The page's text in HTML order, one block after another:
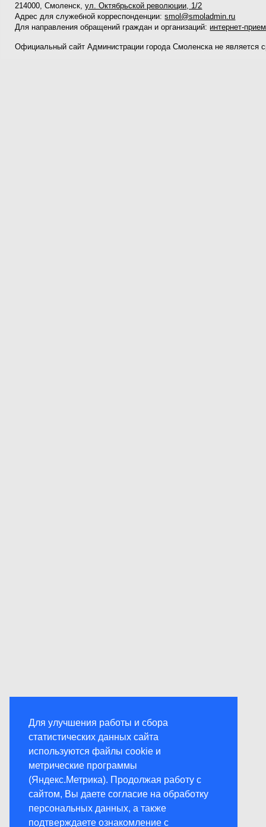
Для улучшения работы и сбора
статистических данных сайта
используются файлы cookie и
метрические программы
(Яндекс.Метрика). Продолжая работу с
сайтом, Вы даете согласие на обработку
персональных данных, а также
подтверждаете ознакомление с
214000, Смоленск,ул. Октябрьской революции, 1/2
Адрес для служебной корреспонденции:smol@smoladmin.ru
Для направления обращений граждан и организаций: интернет-
Официальный сайт Администрации города Смоленска не является